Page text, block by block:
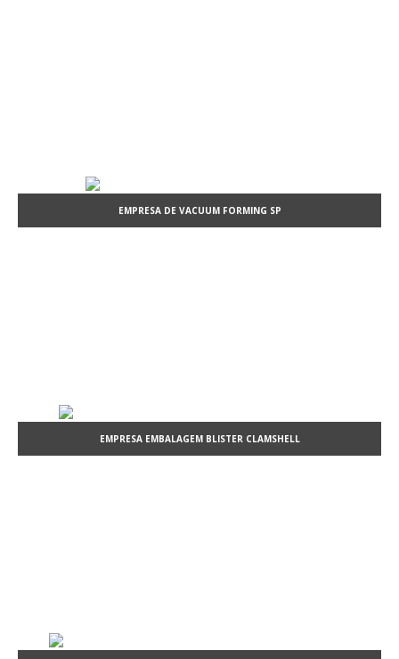
EMPRESA DE VACUUM FORMING SP
EMPRESA EMBALAGEM BLISTER CLAMSHELL